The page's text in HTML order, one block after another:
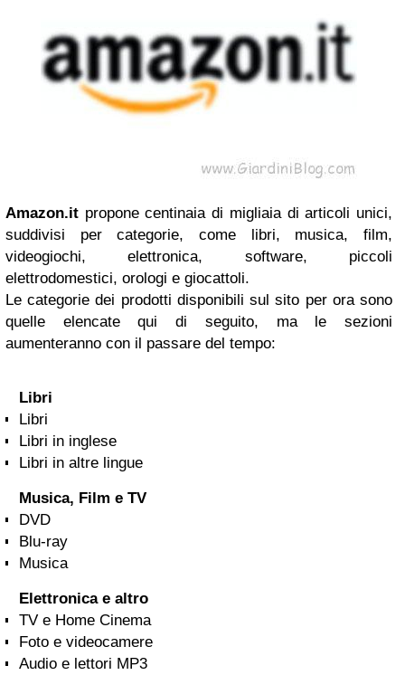
Amazon.it propone centinaia di migliaia di articoli unici,
suddivisi per categorie, come libri, musica, film,
videogiochi, elettronica, software, piccoli
elettrodomestici, orologi e giocattoli.
Le categorie dei prodotti disponibili sul sito per ora sono
quelle elencate qui di seguito, ma le sezioni
aumenteranno con il passare del tempo:
Libri
Libri
Libri in inglese
Libri in altre lingue
Musica, Film e TV
DVD
Blu-ray
Musica
Elettronica e altro
TV e Home Cinema
Foto e videocamere
Audio e lettori MP3